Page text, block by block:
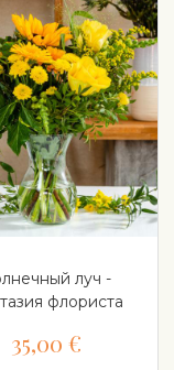
луч -
флориста
35,00 €